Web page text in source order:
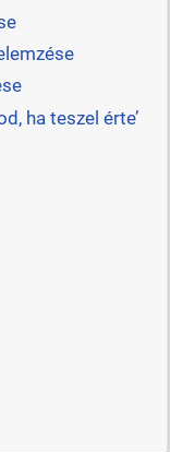
ha teszel érte’